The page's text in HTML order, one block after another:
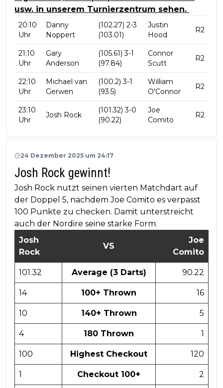
usw. in unserem Turnierzentrum sehen.
20:10
Uhr
Danny
Noppert
(102.27) 2-3
(103.01)
Justin
Hood
R2
21:10
Uhr
Gary
Anderson
(105.61) 3-1
(97.84)
Connor
Scutt
R2
22:10
Uhr
Michael van
Gerwen
(100.2) 3-1
(93.5)
William
O'Connor
R2
23:10
Uhr
Josh Rock
(101.32) 3-0
(90.22)
Joe
Comito
R2
24 Dezember 2025 um 24:17
Josh Rock gewinnt!
Josh Rock nutzt seinen vierten Matchdart auf
der Doppel 5, nachdem Joe Comito es verpasst
100 Punkte zu checken. Damit unterstreicht
auch der Nordire seine starke Form.
Josh
Rock
VS
Joe
Comito
101.32 Average (3 Darts) 90.22
14 100+ Thrown 16
10 140+ Thrown 5
4 180 Thrown 1
100 Highest Checkout 120
1 Checkout 100+ 2